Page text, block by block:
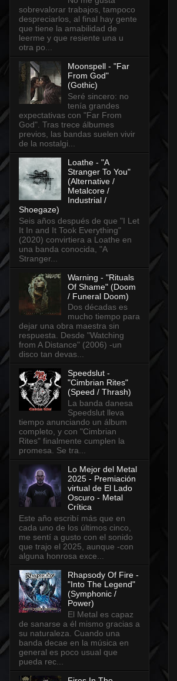
sobrevalorar trabajos, tampoco
despreciarlos, al final hay gente
que tiene la amabilidad de
leerme y que resiente una u
otra po...
Moonspell - "Far
From God"
(Gothic)
Seré sincero: no
tenía grandes
expectativas con "Far From
God". Tras trece álbumes
previos, las bandas suelen vivir
de la nostalgi...
Loathe - "A
Stranger To You"
(Alternative /
Metalcore /
Industrial /
Shoegaze)
Seis años después de que "I Let
It In and It Took Everything"
(2020) convirtiera a Loathe en
una banda conocida, "A
Stranger...
Warning - "Rituals
Of Shame" (Doom
/ Funeral Doom)
Dos décadas es
mucho tiempo para
dejar una obra maestra sin
respuesta. Desde "Watching
from A Distance" (2006) -un
disco tan devas...
Speedslut -
"Cimbrian Rites"
(Speed / Thrash)
La banda danesa
Speedslut lleva
tiempo anunciando un álbum
completo, y con "Cimbrian
Rites" finalmente cumplen la
promesa. Se tra...
Lo Mejor del Metal
2025 - Premiación
virtual de El Lado
Oscuro - Metal
Crítica
Este año escribí más que en
cada uno de los últimos cinco,
me sentí a gusto con el sonido
que trajo el 2025, aunque -con
alguna honrosa exce...
Rhapsody Of Fire -
"Into The Legend"
(Symphonic /
Power)
El Metal es capaz
de sanarse a él mismo gracias a
su naturaleza. Cuando una
banda decae en la música en
general es poco usual que
pueda rec...